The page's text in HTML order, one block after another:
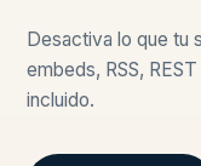
Desactiva lo que tu
embeds, RSS,
incluido.